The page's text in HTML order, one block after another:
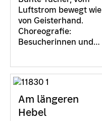
Luftstrom bewegt wie
von Geisterhand.
Choreografie:
Besucherinnen und…
Am längeren
Hebel